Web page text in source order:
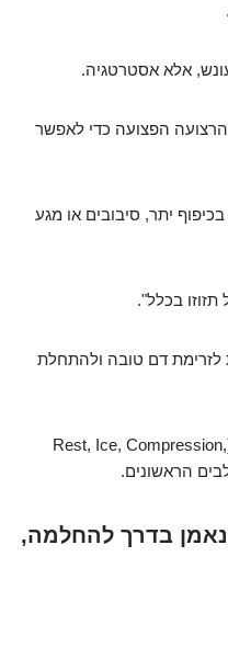
הפצועה כדי לאפשר
יתר, סיבובים או מגע
בכלל".
לזרימת דם טובה ולהתחלת
וכמובן, פרוטוקול RICE הישן והטוב (Rest, Ice, Compression,
נאמן בדרך להחלמה,